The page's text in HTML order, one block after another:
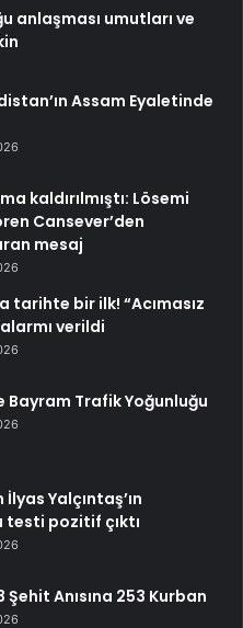
anlaşması umutları ve
Assam Eyaletinde
kaldırılmıştı: Lösemi
Cansever’den
mesaj
tarihte bir ilk! “Acımasız
verildi
Bayram Trafik Yoğunluğu
Yalçıntaş’ın
testi pozitif çıktı
Şehit Anısına 253 Kurban